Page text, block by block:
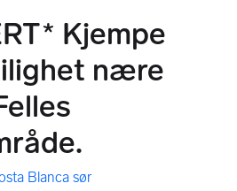
Kjempe
nære
Blanca sør